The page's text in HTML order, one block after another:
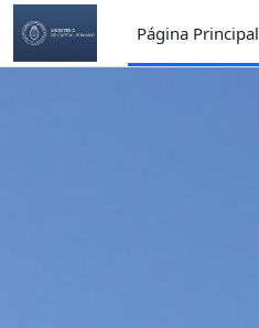
Salta al contenido principal
Página Principal